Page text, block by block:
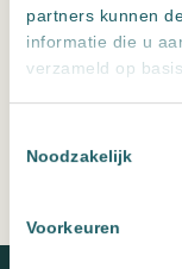
partners kunnen
informatie die u
verzameld op
Noodzakelijk
Voorkeuren
Rond
aantal
Aantal stuks
Leveren meerdere
Persoonlijk advies